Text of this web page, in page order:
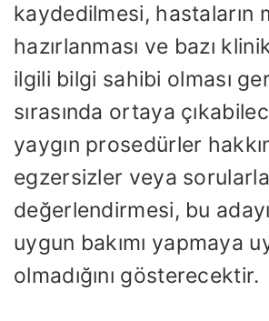
kaydedilmesi, hastaların
hazırlanması ve bazı
ilgili bilgi sahibi olması
sırasında ortaya
yaygın prosedürler
egzersizler veya
değerlendirmesi, bu
uygun bakımı yapmaya
olmadığını gösterecektir.